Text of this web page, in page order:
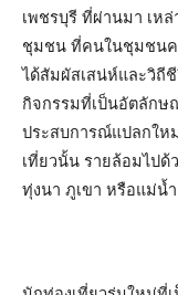
เพชรบุรี ที่ผ่านมา เห
ชุมชน ที่คนในชุมชนค
ได้สัมผัสเสน่ห์และวิถี
กิจกรรมที่เป็นอัตลักษ
ประสบการณ์แปลกให
เที่ยวนั้น รายล้อมไปด้
ทุ่งนา ภูเขา หรือแม่น้ำ